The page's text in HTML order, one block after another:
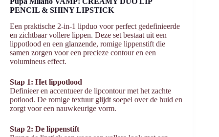
PENCIL & SHINY LIPSTICK
Een praktische 2-in-1 lipduo voor perfect gedefinieerde
en zichtbaar vollere lippen. Deze set bestaat uit een
lippotlood en een glanzende, romige lippenstift die
samen zorgen voor een precieze contour en een
volumineus effect.
Stap 1: Het lippotlood
Definieer en accentueer de lipcontour met het zachte
potlood. De romige textuur glijdt soepel over de huid en
zorgt voor een nauwkeurige vorm.
Stap 2: De lippenstift